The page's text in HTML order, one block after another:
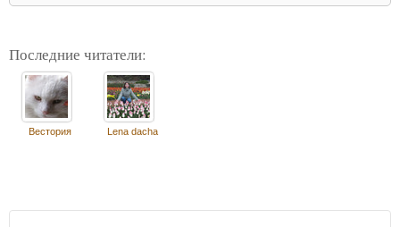
Последние читатели:
Вестория Lena dacha